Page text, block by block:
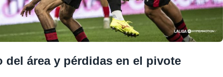
del área y pérdidas en el pivote